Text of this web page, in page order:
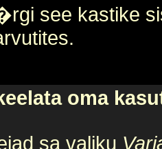
see kastike
oma
sa valiku